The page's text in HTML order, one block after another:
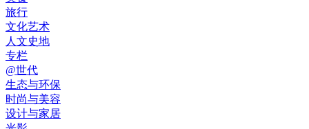
旅行
文化艺术
人文史地
专栏
@世代
生态与环保
时尚与美容
设计与家居